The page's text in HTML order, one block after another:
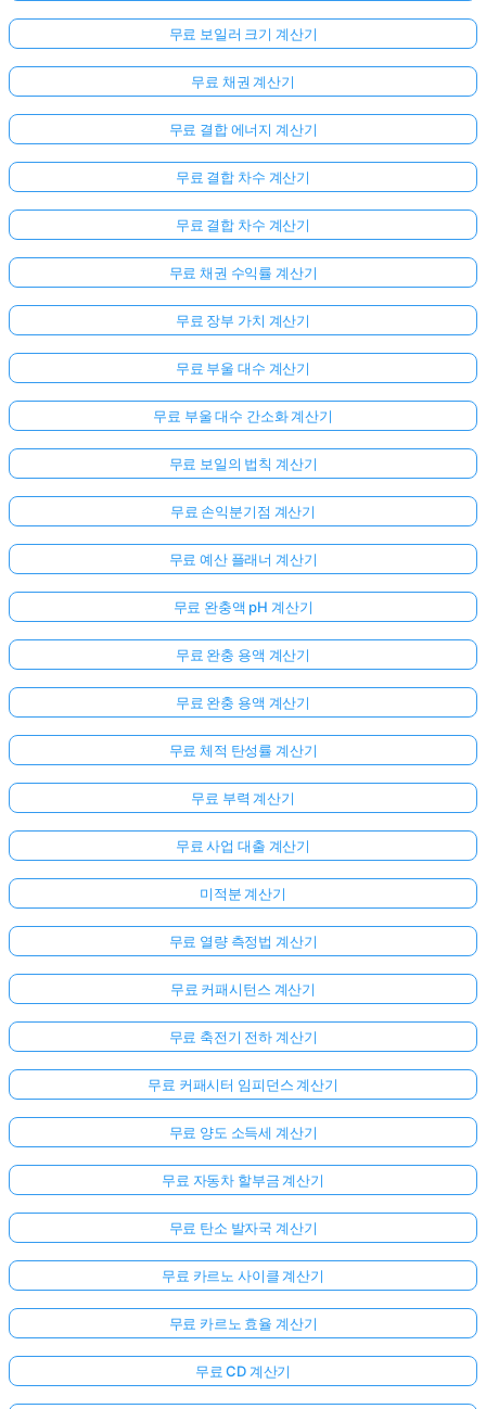
문
없
습
다
번
질
하
무료 보일러 크기 계산기
무료 채권 계산기
무료 결합 에너지 계산기
무료 결합 차수 계산기
무료 결합 차수 계산기
무료 채권 수익률 계산기
무료 장부 가치 계산기
무료 부울 대수 계산기
무료 부울 대수 간소화 계산기
무료 보일의 법칙 계산기
무료 손익분기점 계산기
무료 예산 플래너 계산기
무료 완충액 pH 계산기
무료 완충 용액 계산기
무료 완충 용액 계산기
무료 체적 탄성률 계산기
무료 부력 계산기
무료 사업 대출 계산기
미적분 계산기
무료 열량 측정법 계산기
무료 커패시턴스 계산기
무료 축전기 전하 계산기
무료 커패시터 임피던스 계산기
무료 양도 소득세 계산기
무료 자동차 할부금 계산기
무료 탄소 발자국 계산기
무료 카르노 사이클 계산기
무료 카르노 효율 계산기
무료 CD 계산기